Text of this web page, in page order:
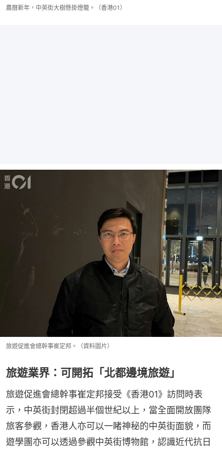
農曆新年，中英街大樹懸掛燈籠。（香港01）
旅遊促進會總幹事崔定邦。（資料圖片）
旅遊業界：可開拓「北都邊境旅遊」
旅遊促進會總幹事崔定邦接受《香港01》訪問時表
示，中英街封閉超過半個世紀以上，當全面開放團隊
旅客參觀，香港人亦可以一睹神秘的中英街面貌，而
遊學團亦可以透過參觀中英街博物館，認識近代抗日